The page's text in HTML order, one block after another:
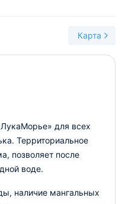
Карта
для всех
Территориальное
позволяет после
воде.
наличие мангальных